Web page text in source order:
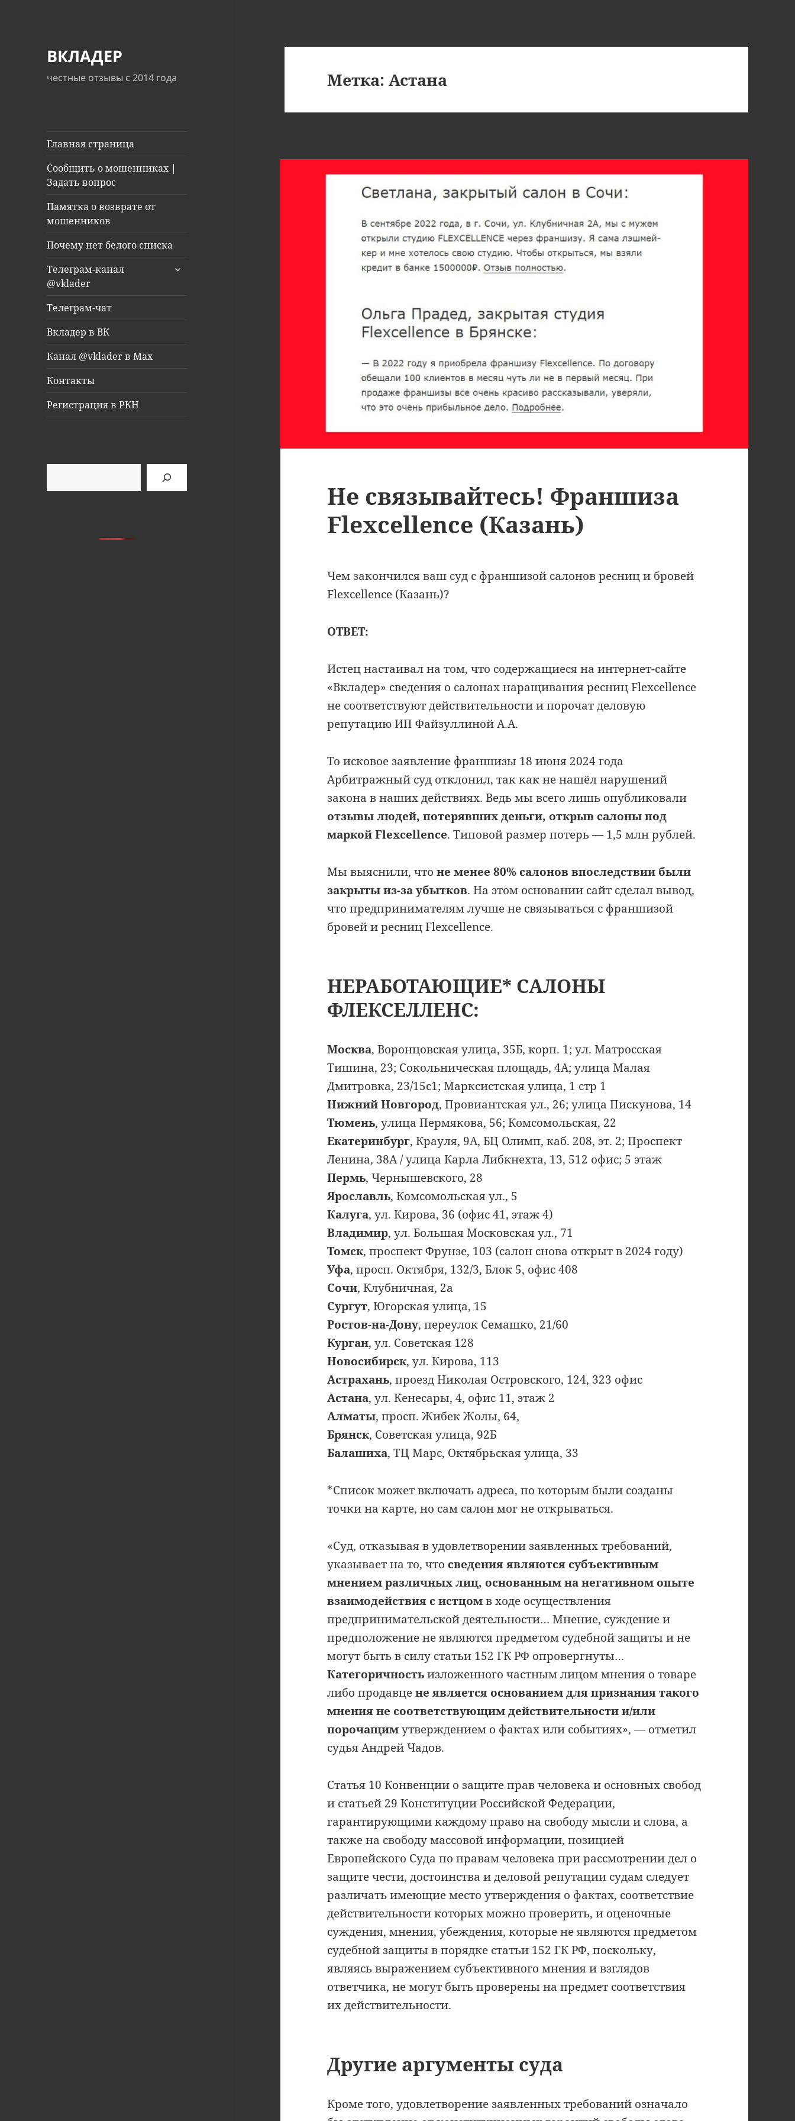
ВКЛАДЕР
честные отзывы с 2014 года
Главная страница
Сообщить о мошенниках |
Задать вопрос
Памятка о возврате от
мошенников
Почему нет белого списка
Телеграм-канал
@vklader
раскрыть
Телеграм-чат
Вкладер в ВК
Канал @vklader в Max
Контакты
Регистрация в РКН
Метка:Астана
Не связывайтесь! Франшиза
Flexcellence (Казань)
Чем закончился ваш суд с франшизой салонов ресниц и бровей
Flexcellence (Казань)?
ОТВЕТ:
Истец настаивал на том, что содержащиеся на интернет-сайте
«Вкладер» сведения о салонах наращивания ресниц Flexcellence
не соответствуют действительности и порочат деловую
репутацию ИП Файзуллиной А.А.
То исковое заявление франшизы 18 июня 2024 года
Арбитражный суд отклонил, так как не нашёл нарушений
закона в наших действиях. Ведь мы всего лишь опубликовали
отзывы людей, потерявших деньги, открыв салоны под
маркой Flexcellence. Типовой размер потерь — 1,5 млн рублей.
Мы выяснили, чтоне менее 80% салонов впоследствии были
закрыты из-за убытков. На этом основании сайт сделал вывод,
что предпринимателям лучше не связываться с франшизой
бровей и ресниц Flexcellence.
НЕРАБОТАЮЩИЕ* САЛОНЫ
ФЛЕКСЕЛЛЕНС:
Москва, Воронцовская улица, 35Б, корп. 1; ул. Матросская
Тишина, 23; Сокольническая площадь, 4А; улица Малая
Дмитровка, 23/15с1; Марксистская улица, 1 стр 1
Нижний Новгород, Провиантская ул., 26; улица Пискунова, 14
Тюмень, улица Пермякова, 56; Комсомольская, 22
Екатеринбург, Крауля, 9А, БЦ Олимп, каб. 208, эт. 2; Проспект
Ленина, 38А / улица Карла Либкнехта, 13, 512 офис; 5 этаж
Пермь, Чернышевского, 28
Ярославль, Комсомольская ул., 5
Калуга, ул. Кирова, 36 (офис 41, этаж 4)
Владимир, ул. Большая Московская ул., 71
Томск, проспект Фрунзе, 103 (салон снова открыт в 2024 году)
Уфа, просп. Октября, 132/3, Блок 5, офис 408
Сочи, Клубничная, 2а
Сургут, Югорская улица, 15
Ростов-на-Дону, переулок Семашко, 21/60
Курган, ул. Советская 128
Новосибирск, ул. Кирова, 113
Астрахань, проезд Николая Островского, 124, 323 офис
Астана, ул. Кенесары, 4, офис 11, этаж 2
Алматы, просп. Жибек Жолы, 64,
Брянск, Советская улица, 92Б
Балашиха, ТЦ Марс, Октябрьская улица, 33
*Список может включать адреса, по которым были созданы
точки на карте, но сам салон мог не открываться.
«Суд, отказывая в удовлетворении заявленных требований,
указывает на то, что сведения являются субъективным
мнением различных лиц, основанным на негативном опыте
взаимодействия с истцомв ходе осуществления
предпринимательской деятельности… Мнение, суждение и
предположение не являются предметом судебной защиты и не
могут быть в силу статьи 152 ГК РФ опровергнуты…
Категоричностьизложенного частным лицом мнения о товаре
либо продавцене является основанием для признания такого
мнения не соответствующим действительности и/или
порочащимутверждением о фактах или событиях», — отметил
судья Андрей Чадов.
Статья 10 Конвенции о защите прав человека и основных свобод
и статьей 29 Конституции Российской Федерации,
гарантирующими каждому право на свободу мысли и слова, а
также на свободу массовой информации, позицией
Европейского Суда по правам человека при рассмотрении дел о
защите чести, достоинства и деловой репутации судам следует
различать имеющие место утверждения о фактах, соответствие
действительности которых можно проверить, и оценочные
суждения, мнения, убеждения, которые не являются предметом
судебной защиты в порядке статьи 152 ГК РФ, поскольку,
являясь выражением субъективного мнения и взглядов
ответчика, не могут быть проверены на предмет соответствия
их действительности.
Другие аргументы суда
Кроме того, удовлетворение заявленных требований означало